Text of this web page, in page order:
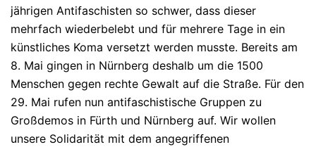
jährigen Antifaschisten so schwer, dass dieser
mehrfach wiederbelebt und für mehrere Tage in ein
künstliches Koma versetzt werden musste. Bereits am
8. Mai gingen in Nürnberg deshalb um die 1500
Menschen gegen rechte Gewalt auf die Straße. Für den
29. Mai rufen nun antifaschistische Gruppen zu
Großdemos in Fürth und Nürnberg auf. Wir wollen
unsere Solidarität mit dem angegriffenen